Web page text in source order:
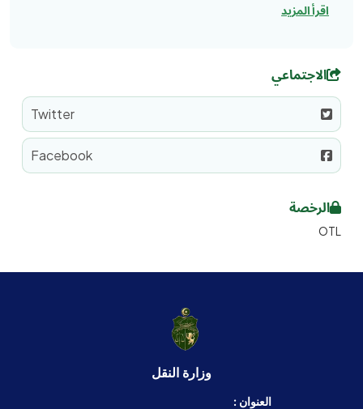
اقرأ المزيد
الاجتماعي
Twitter
Facebook
الرخصة
OTL
وزارة النقل
العنوان :